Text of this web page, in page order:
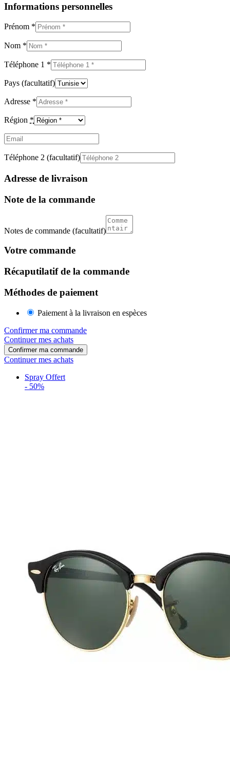
Informations personnelles
Prénom *
Nom *
Téléphone 1 *
Pays (facultatif)
Adresse *
Région *
Email
Téléphone 2 (facultatif)
Adresse de livraison
Note de la commande
Notes de commande (facultatif)
Votre commande
Récaputilatif de la commande
Méthodes de paiement
Paiement à la livraison en espèces
Confirmer ma commande
Continuer mes achats
Confirmer ma commande
Continuer mes achats
Spray Offert
- 50%